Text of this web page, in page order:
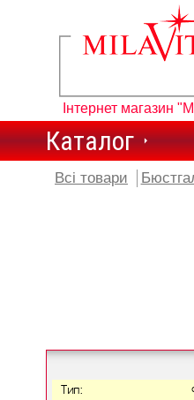
Інтернет магазин
Каталог
Всі товари
Тип: